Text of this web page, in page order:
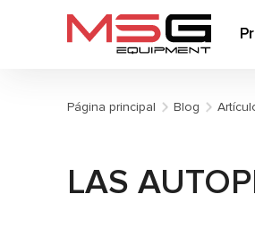
Página principal Blog
LAS